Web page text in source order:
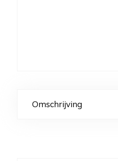
Omschrijving